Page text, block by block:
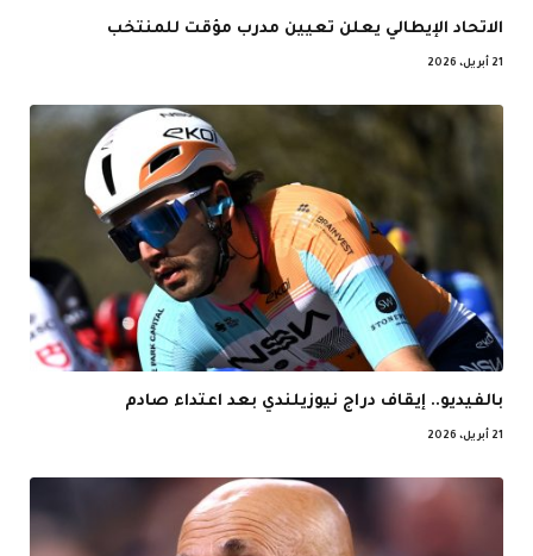
الاتحاد الإيطالي يعلن تعيين مدرب مؤقت للمنتخب
21 أبريل، 2026
بالفيديو.. إيقاف دراج نيوزيلندي بعد اعتداء صادم
21 أبريل، 2026